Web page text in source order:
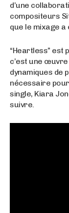
d’une
compositeurs
que le mixage
“Heartless” est
c’est une
dynamiques de
nécessaire
single, Kiara
suivre.